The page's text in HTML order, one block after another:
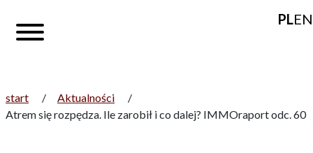
PLEN
start / Aktualności
/
Atrem się rozpędza. Ile zarobił i co dalej? IMMOraport odc. 60